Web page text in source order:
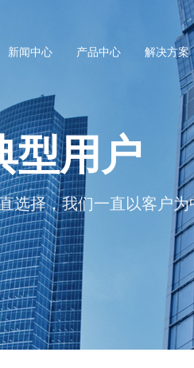
新闻中心 产品中心 解决方案
型用户
选择，我们一直以客户为